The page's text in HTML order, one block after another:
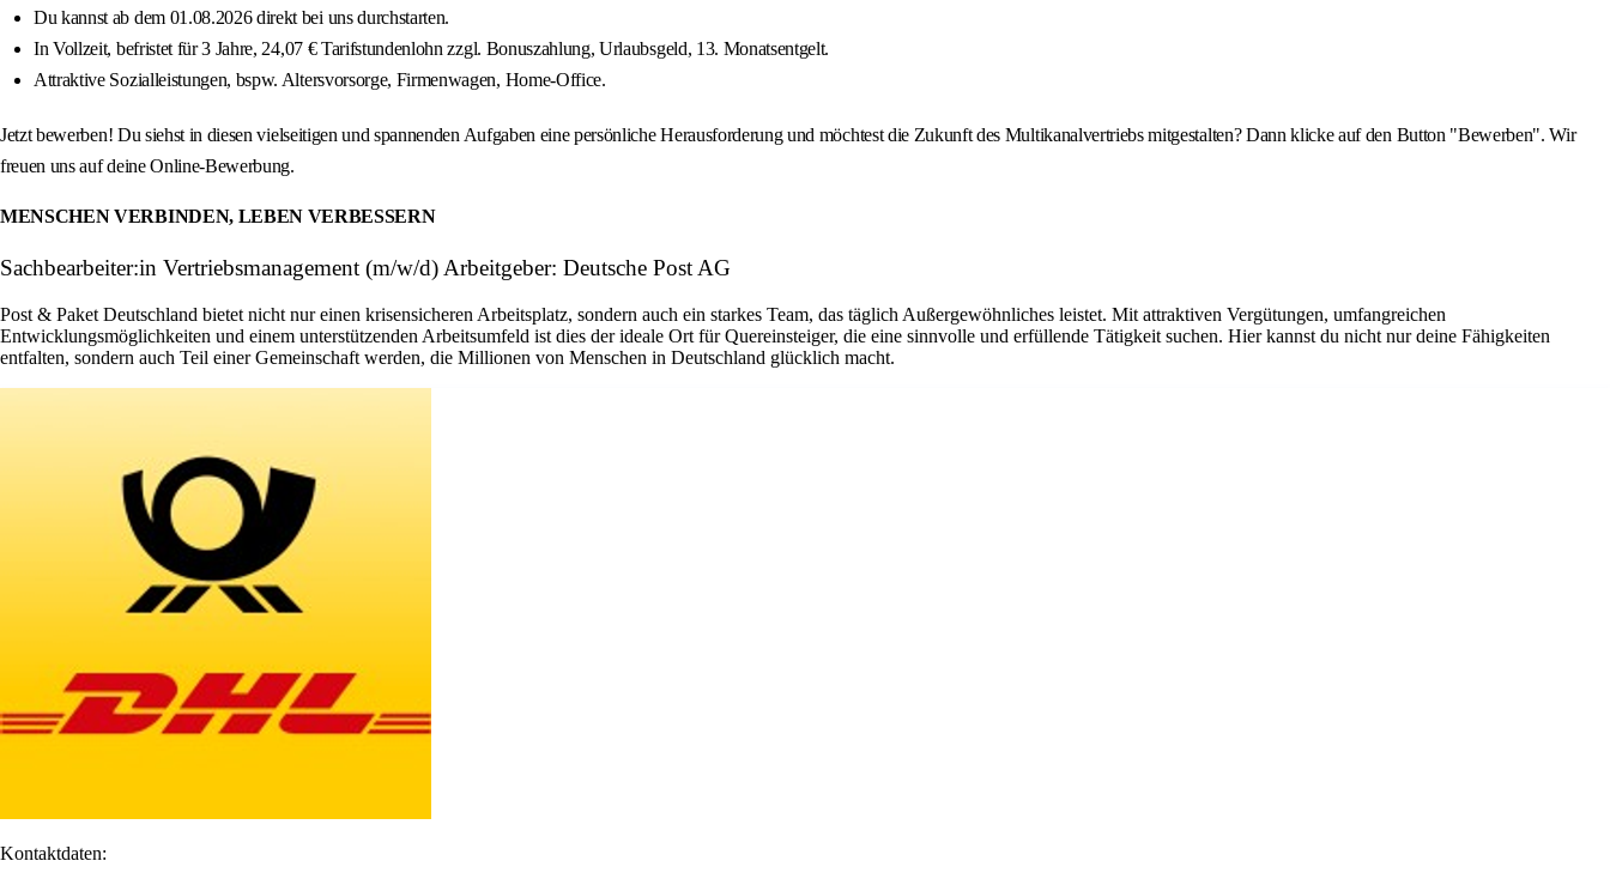
Du kannst ab dem 01.08.2026 direkt bei uns durchstarten.
In Vollzeit, befristet für 3 Jahre, 24,07 € Tarifstundenlohn zzgl. Bonuszahlung, Urlaubsgeld, 13. Monatsentgelt.
Attraktive Sozialleistungen, bspw. Altersvorsorge, Firmenwagen, Home-Office.
Jetzt bewerben! Du siehst in diesen vielseitigen und spannenden Aufgaben eine persönliche Herausforderung und möchtest die Zukunft des Multikanalvertriebs mitgestalten? Dann klicke auf den Button "Bewerben". Wir
freuen uns auf deine Online-Bewerbung.
MENSCHEN VERBINDEN, LEBEN VERBESSERN
Sachbearbeiter:in Vertriebsmanagement (m/w/d) Arbeitgeber: Deutsche Post AG
Post & Paket Deutschland bietet nicht nur einen krisensicheren Arbeitsplatz, sondern auch ein starkes Team, das täglich Außergewöhnliches leistet. Mit attraktiven Vergütungen, umfangreichen
Entwicklungsmöglichkeiten und einem unterstützenden Arbeitsumfeld ist dies der ideale Ort für Quereinsteiger, die eine sinnvolle und erfüllende Tätigkeit suchen. Hier kannst du nicht nur deine Fähigkeiten
entfalten, sondern auch Teil einer Gemeinschaft werden, die Millionen von Menschen in Deutschland glücklich macht.
Kontaktdaten: